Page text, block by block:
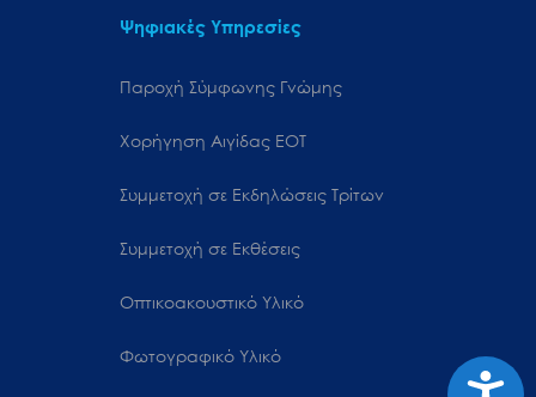
Ψηφιακές Υπηρεσίες
Παροχή Σύμφωνης Γνώμης
Χορήγηση Αιγίδας ΕΟΤ
Συμμετοχή σε Εκδηλώσεις Τρίτων
Συμμετοχή σε Εκθέσεις
Οπτικοακουστικό Υλικό
Φωτογραφικό Υλικό